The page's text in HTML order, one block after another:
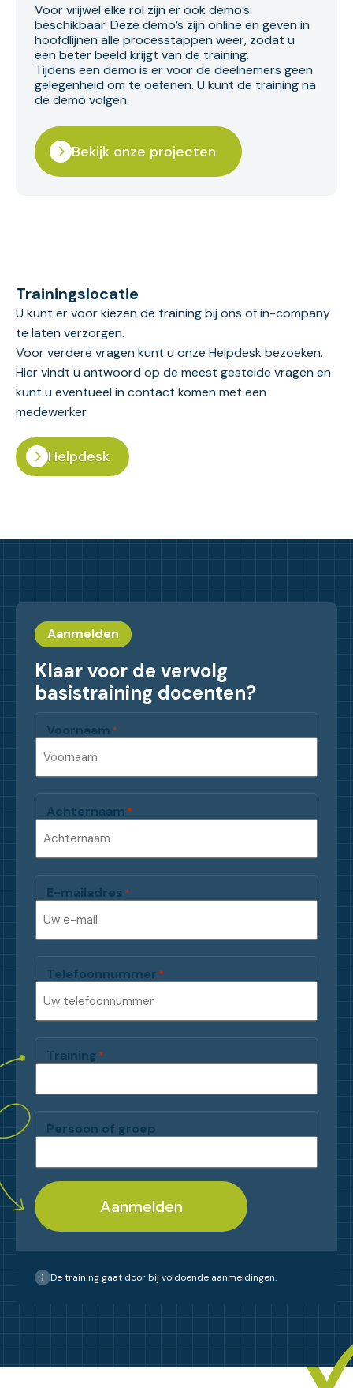
Voor vrijwel elke rol zijn er ook demo’s
beschikbaar. Deze demo’s zijn online en geven in
hoofdlijnen alle processtappen weer, zodat u
een beter beeld krijgt van de training.
Tijdens een demo is er voor de deelnemers geen
gelegenheid om te oefenen. U kunt de training na
de demo volgen.
Bekijk onze projecten
Trainingslocatie
U kunt er voor kiezen de training bij ons of in-company
te laten verzorgen.
Voor verdere vragen kunt u onze Helpdesk bezoeken.
Hier vindt u antwoord op de meest gestelde vragen en
kunt u eventueel in contact komen met een
medewerker.
Helpdesk
Aanmelden
Klaar voor de vervolg
basistraining docenten?
Voornaam *
Achternaam *
E-mailadres *
Telefoonnummer *
Training *
Persoon of groep
Aanmelden
De training gaat door bij voldoende aanmeldingen.